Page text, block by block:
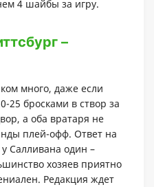
4 шайбы за игру.
–
много, даже если
25 бросками в створ за
а оба вратаря не
плей-офф. Ответ на
Салливана один –
хозяев приятно
Редакция ждет